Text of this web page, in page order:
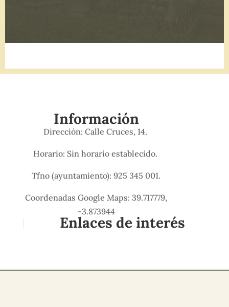
Información
Dirección: Calle Cruces, 14.
Horario: Sin horario establecido.
Tfno (ayuntamiento): 925 345 001.
Coordenadas Google Maps: 39.717779,
-3.873944
Enlaces de interés